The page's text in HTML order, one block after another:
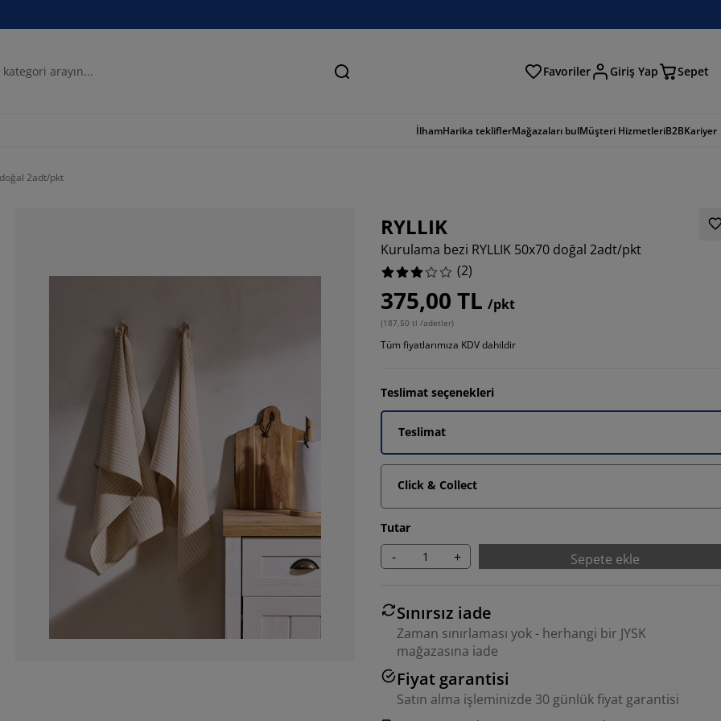
Ara Favoriler Giriş Yap Sepet
İlhamHarika tekliflerMağazaları bulMüşteri HizmetleriB2BKariyer
2adt/pkt
RYLLIK
Kurulama bezi RYLLIK 50x70 doğal 2adt/pkt
(2)
375,00 TL /pkt
(187,50 tl /adetler)
Tüm fiyatlarımıza KDV dahildir
Teslimat seçenekleri
Teslimat
Click & Collect
Tutar
- + Sepete ekle
Sınırsız iade
Zaman sınırlaması yok - herhangi bir JYSK
mağazasına iade
Fiyat garantisi
Satın alma işleminizde 30 günlük fiyat garantisi